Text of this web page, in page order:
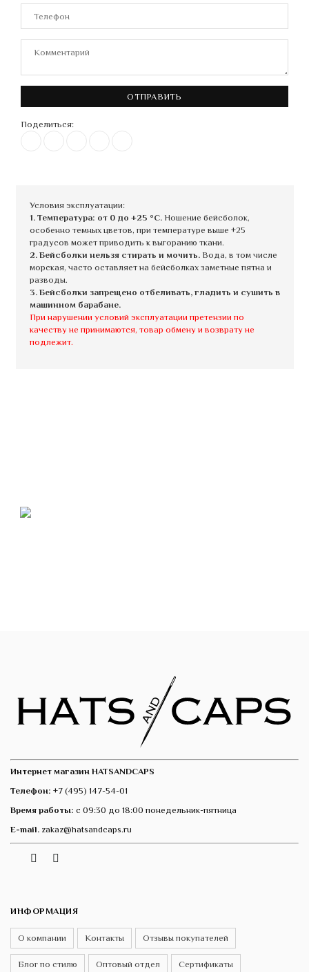
ОТПРАВИТЬ
Поделиться:
Условия эксплуатации:
1. Температура: от 0 до +25 °C.Ношение бейсболок,
особенно темных цветов, при температуре выше +25
градусов может приводить к выгоранию ткани.
2. Бейсболки нельзя стирать и мочить.Вода, в том числе
морская, часто оставляет на бейсболках заметные пятна и
разводы.
3. Бейсболки запрещено отбеливать, гладить и сушить в
машинном барабане.
При нарушении условий эксплуатации претензии по
качеству не принимаются, товар обмену и возврату не
подлежит.
Интернет магазин HATSANDCAPS
Телефон: +7 (495) 147-54-01
Время работы: с 09:30 до 18:00 понедельник-пятница
E-mail. zakaz@hatsandcaps.ru
Telegram
ИНФОРМАЦИЯ
О компании Контакты Отзывы покупателей
Блог по стилю Оптовый отдел Сертификаты